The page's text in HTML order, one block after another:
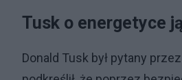
Tusk o energetyce
Donald Tusk był pytany